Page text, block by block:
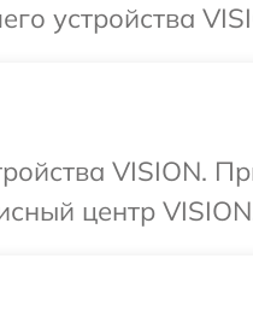
устройства
VISION.
центр